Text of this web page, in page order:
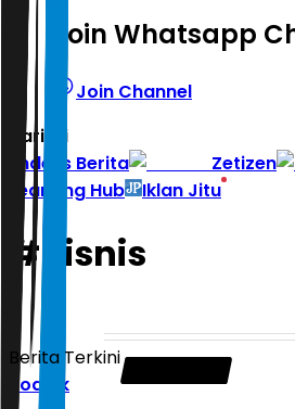
Join Whatsapp
Join Channel
Hari ini
Indeks Berita
Zetizen
Learning Hub
Iklan Jitu
#bisnis
Berita Terkini
Zodiak